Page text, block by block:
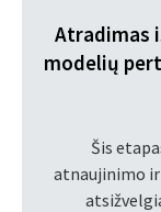
Atradimas
modelių
Šis
atnaujinimo ir